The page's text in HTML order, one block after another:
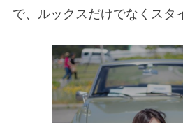
で、ルックスだけでなくスタ